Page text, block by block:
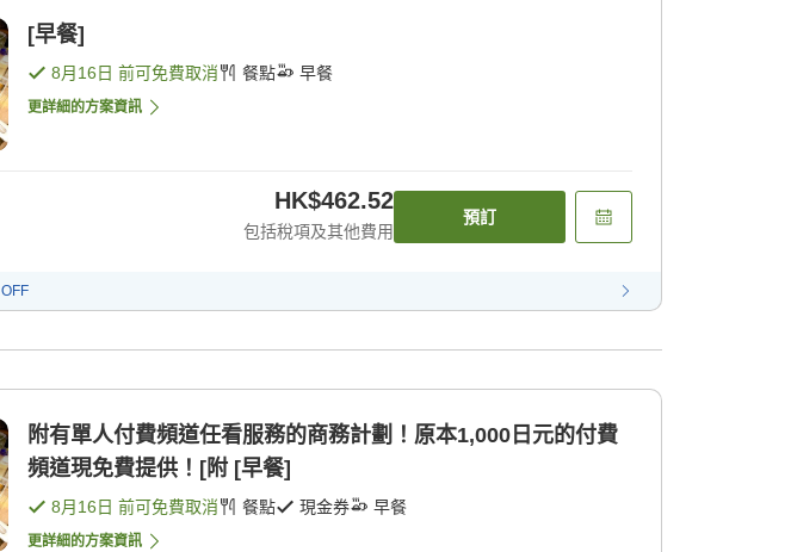
[早餐]
8月16日 前可免費取消 餐點 早餐
更詳細的方案資訊
HK$462.52
包括稅項及其他費用
預訂
OFF
附有單人付費頻道任看服務的商務計劃！原本1,000日元的付費
頻道現免費提供！[附 [早餐]
8月16日 前可免費取消 餐點 現金券 早餐
更詳細的方案資訊